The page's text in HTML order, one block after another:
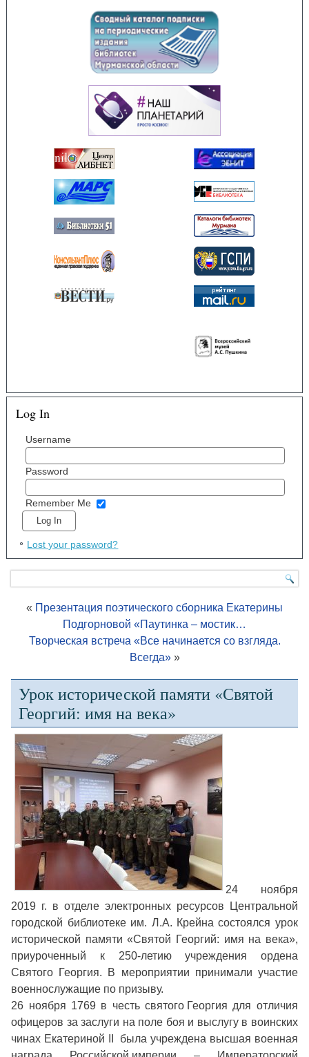
Log In
Username
Password
Remember Me
Lost your password?
« Презентация поэтического сборника Екатерины
Подгорновой «Паутинка – мостик…
Творческая встреча «Все начинается со взгляда.
Всегда»»
Урок исторической памяти «Святой
Георгий: имя на века»
24 ноября
2019 г. в отделе электронных ресурсов Центральной
городской библиотеке им. Л.А. Крейна состоялся урок
исторической памяти «Святой Георгий: имя на века»,
приуроченный к 250-летию учреждения ордена
Святого Георгия. В мероприятии принимали участие
военнослужащие по призыву.
26 ноября 1769 в честь святого Георгия для отличия
офицеров за заслуги на поле боя и выслугу в воинских
чинах Екатериной II была учреждена высшая военная